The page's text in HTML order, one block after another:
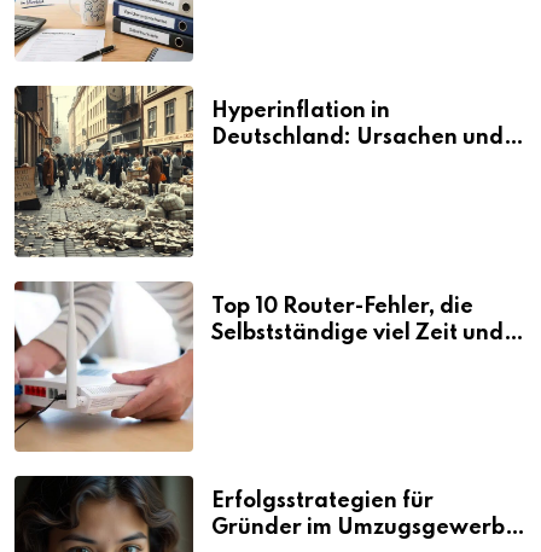
Hyperinflation in
Deutschland: Ursachen und
Top 10 Router-Fehler, die
Selbstständige viel Zeit und
Erfolgsstrategien für
Gründer im Umzugsgewerbe